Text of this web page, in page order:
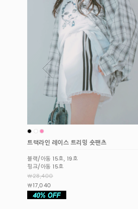
와끼 벌룬 데님 쇼츠
3color, 주니어 13~17호
￦44,600
￦42,500